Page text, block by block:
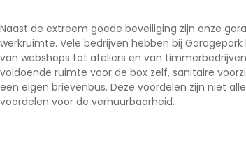
Naast de extreem goede beveiliging zijn onze
werkruimte. Vele bedrijven hebben bij
van webshops tot ateliers en van
voldoende ruimte voor de box zelf, sanitaire
een eigen brievenbus. Deze voordelen zijn niet
voordelen voor de verhuurbaarheid.